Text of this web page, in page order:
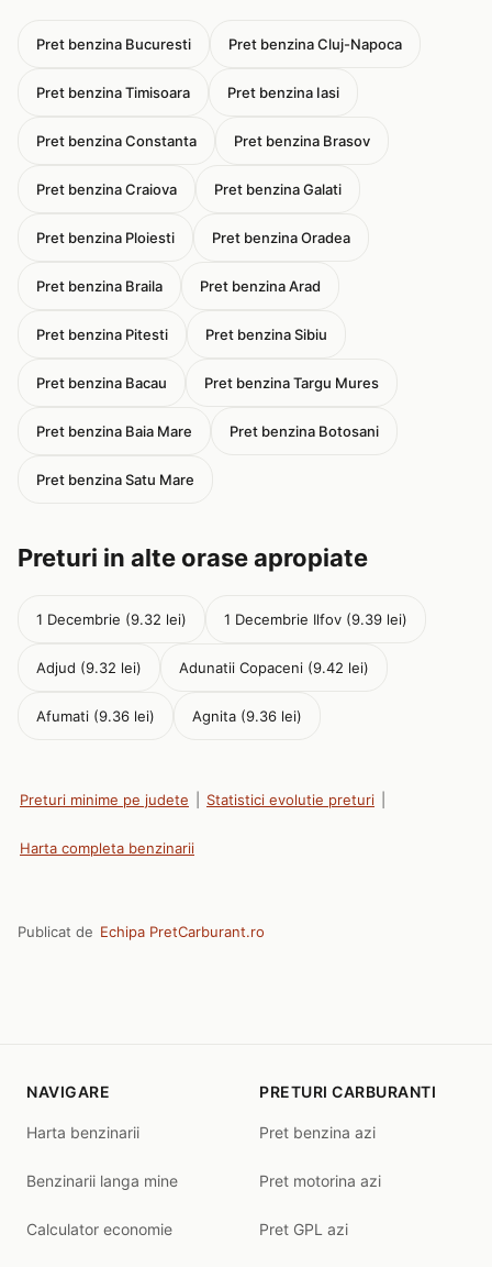
Pret benzina Bucuresti Pret benzina Cluj-Napoca
Pret benzina Timisoara Pret benzina Iasi
Pret benzina Constanta Pret benzina Brasov
Pret benzina Craiova Pret benzina Galati
Pret benzina Ploiesti Pret benzina Oradea
Pret benzina Braila Pret benzina Arad
Pret benzina Pitesti Pret benzina Sibiu
Pret benzina Bacau Pret benzina Targu Mures
Pret benzina Baia Mare Pret benzina Botosani
Pret benzina Satu Mare
Preturi in alte orase apropiate
1 Decembrie (9.32 lei) 1 Decembrie Ilfov (9.39 lei)
Adjud (9.32 lei) Adunatii Copaceni (9.42 lei)
Afumati (9.36 lei) Agnita (9.36 lei)
Preturi minime pe judete Statistici evolutie preturi
Harta completa benzinarii
Publicat de Echipa PretCarburant.ro
NAVIGARE
Harta benzinarii
Benzinarii langa mine
Calculator economie
PRETURI CARBURANTI
Pret benzina azi
Pret motorina azi
Pret GPL azi